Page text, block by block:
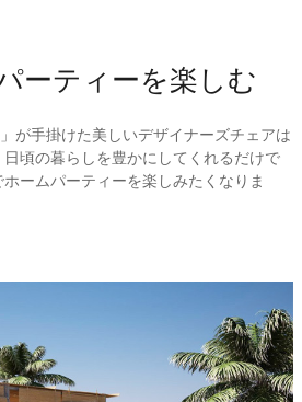
ーティーを楽しむ
が手掛けた美しいデザイナーズチェアは
頃の暮らしを豊かにしてくれるだけで
ームパーティーを楽しみたくなりま